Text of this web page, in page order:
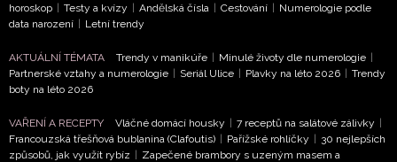
horoskop
Testy a kvízy Andělská čísla Cestování
Numerologie podle
data narození
Letní trendy
AKTUÁLNÍ TÉMATA Trendy v manikúře Minulé životy dle numerologie
Partnerské vztahy a numerologie
Seriál Ulice Plavky na léto 2026
Trendy
boty na léto 2026
VAŘENÍ A RECEPTY Vláčné domácí housky 7 receptů na salátové zálivky
Francouzská třešňová bublanina (Clafoutis)
Pařížské rohlíčky
30 nejlepších
způsobů, jak využít rybíz
Zapečené brambory s uzeným masem a